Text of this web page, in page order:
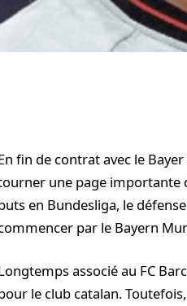
fin de contrat avec le
une page importante
en Bundesliga, le
par le Bayern
associé au FC
le club catalan.